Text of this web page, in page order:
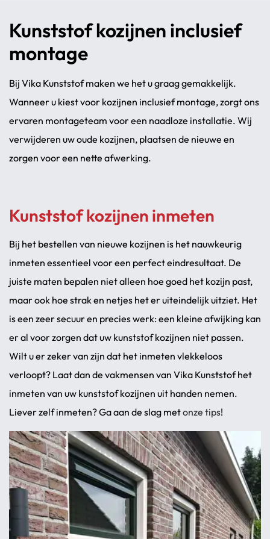
Kunststof kozijnen inclusief
montage
Bij Vika Kunststof maken we het u graag gemakkelijk.
Wanneer u kiest voor kozijnen inclusief montage, zorgt ons
ervaren montageteam voor een naadloze installatie. Wij
verwijderen uw oude kozijnen, plaatsen de nieuwe en
zorgen voor een nette afwerking.
Kunststof kozijnen inmeten
Bij het bestellen van nieuwe kozijnen is het nauwkeurig
inmeten essentieel voor een perfect eindresultaat. De
juiste maten bepalen niet alleen hoe goed het kozijn past,
maar ook hoe strak en netjes het er uiteindelijk uitziet. Het
is een zeer secuur en precies werk: een kleine afwijking kan
er al voor zorgen dat uw kunststof kozijnen niet passen.
Wilt u er zeker van zijn dat het inmeten vlekkeloos
verloopt? Laat dan de vakmensen van Vika Kunststof het
inmeten van uw kunststof kozijnen uit handen nemen.
Liever zelf inmeten? Ga aan de slag metonze tips!